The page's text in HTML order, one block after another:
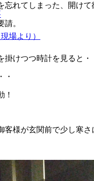
場より）
忘れてしまった、開けて
請。
掛けつつ時計を見ると・
・
！
客様が玄関前で少し寒さ